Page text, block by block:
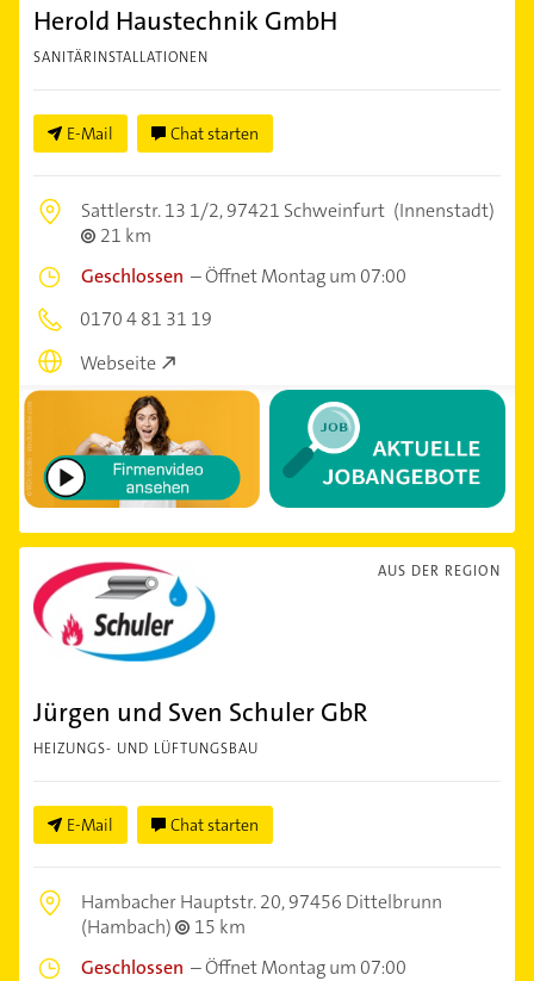
Herold Haustechnik GmbH
SANITÄRINSTALLATIONEN
E-Mail Chat starten
Sattlerstr. 13 1/2,97421 Schweinfurt (Innenstadt)
21 km
Geschlossen –Öffnet Montag um 07:00
0170 4 81 31 19
Webseite
AUS DER REGION
Jürgen und Sven Schuler GbR
HEIZUNGS- UND LÜFTUNGSBAU
E-Mail Chat starten
Hambacher Hauptstr. 20,97456 Dittelbrunn
(Hambach)
15 km
Geschlossen –Öffnet Montag um 07:00